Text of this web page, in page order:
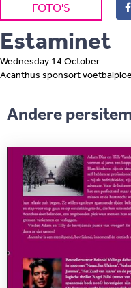
FOTO'S
Estaminet
Wednesday 14 October
Acanthus sponsort
Andere